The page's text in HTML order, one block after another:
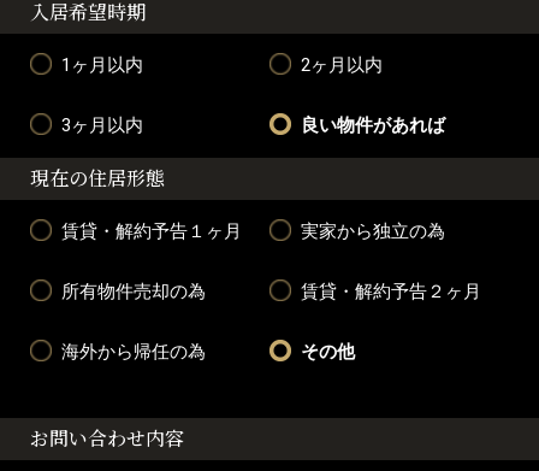
入居希望時期
1ヶ月以内 2ヶ月以内
3ヶ月以内 良い物件があれば
現在の住居形態
賃貸・解約予告１ヶ月 実家から独立の為
所有物件売却の為 賃貸・解約予告２ヶ月
海外から帰任の為 その他
お問い合わせ内容